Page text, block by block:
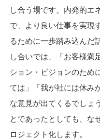
し合う場です。内発的エ
で、より良い仕事を実現
るために一歩踏み込んだ
し合いでは、「お客様満
ション・ビジョンのため
ては」「我が社には休み
な意見が出てくるでしょ
とであったとしても、な
ロジェクト化します。